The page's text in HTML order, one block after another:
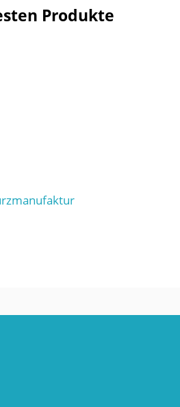
Produkte